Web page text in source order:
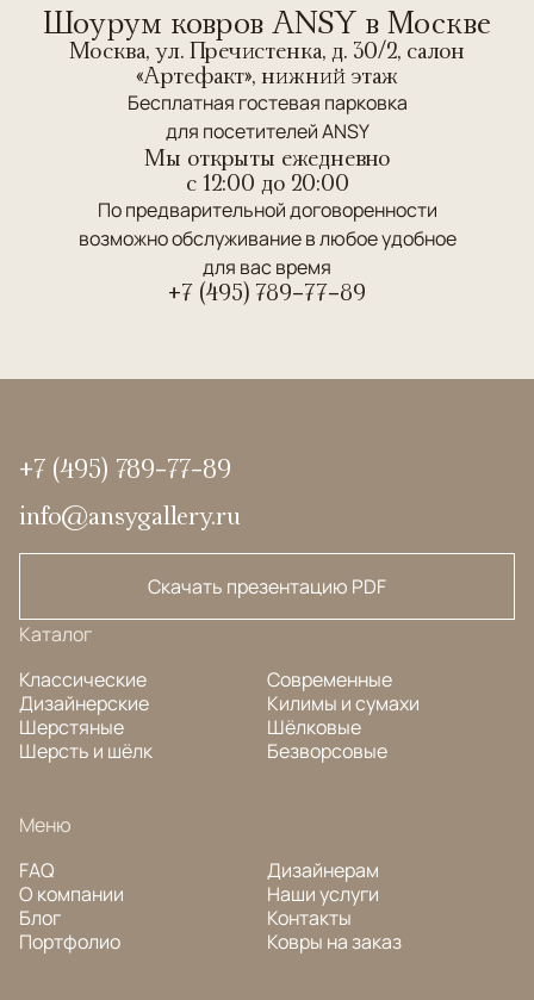
Шоурум ковров ANSY в Москве
Москва, ул. Пречистенка, д. 30/2, салон
«Артефакт», нижний этаж
Бесплатная гостевая парковка
для посетителей ANSY
Мы открыты ежедневно
c 12:00 до 20:00
По предварительной договоренности
возможно обслуживание в любое удобное
для вас время
+7 (495) 789-77-89
+7 (495) 789-77-89
info@ansygallery.ru
Скачать презентацию PDF
Каталог
Классические
Дизайнерские
Шерстяные
Шерсть и шёлк
Современные
Килимы и сумахи
Шёлковые
Безворсовые
Меню
FAQ
О компании
Блог
Портфолио
Дизайнерам
Наши услуги
Контакты
Ковры на заказ